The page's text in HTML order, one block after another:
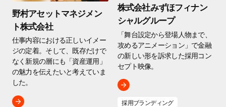
野村アセットマネジメン
ト株式会社
仕事内容における正しいイメー
ジの定着。そして、既存だけで
なく新規の層にも「資産運用」
の魅力を伝えたいと考えていま
した。
株式会社みずほフィナン
シャルグループ
「舞台設定から登場人物まで、
攻めるアニメーション」で金融
の新しい形を訴求した採用コン
セプト映像。
採用ブランディング